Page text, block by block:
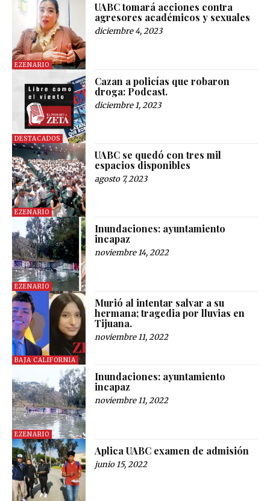
EZENARIO
UABC tomará acciones contra
agresores académicos y sexuales
diciembre 4, 2023
DESTACADOS
Cazan a policías que robaron
droga: Podcast.
diciembre 1, 2023
EZENARIO
UABC se quedó con tres mil
espacios disponibles
agosto 7, 2023
EZENARIO
Inundaciones: ayuntamiento
incapaz
noviembre 14, 2022
BAJA CALIFORNIA
Murió al intentar salvar a su
hermana; tragedia por lluvias en
Tijuana.
noviembre 11, 2022
EZENARIO
Inundaciones: ayuntamiento
incapaz
noviembre 11, 2022
Aplica UABC examen de admisión
junio 15, 2022